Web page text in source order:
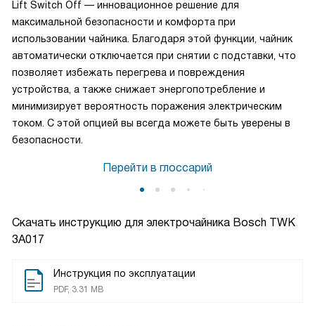
Скачать инструкцию для электрочайника Bosch TWK
3A017
Инструкция по эксплуатации
PDF, 3.31 MB
Lift Switch Off — инновационное решение для
максимальной безопасности и комфорта при
использовании чайника. Благодаря этой функции, чайник
автоматически отключается при снятии с подставки, что
позволяет избежать перегрева и повреждения
устройства, а также снижает энергопотребление и
минимизирует вероятность поражения электрическим
током. С этой опцией вы всегда можете быть уверены в
безопасности.
Перейти в глоссарий